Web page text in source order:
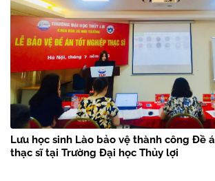
Lưu học sinh Lào bảo vệ thành công Đề
thạc sĩ tại Trường Đại học Thủy lợi